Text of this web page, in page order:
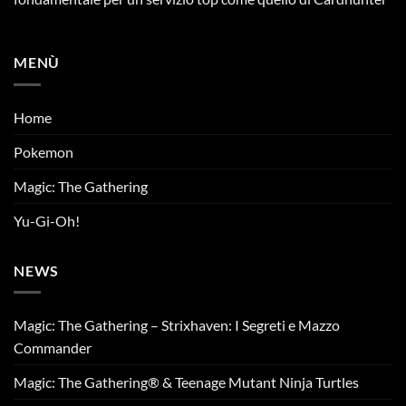
MENÙ
Home
Pokemon
Magic: The Gathering
Yu-Gi-Oh!
NEWS
Magic: The Gathering – Strixhaven: I Segreti e Mazzo
Commander
Magic: The Gathering® & Teenage Mutant Ninja Turtles